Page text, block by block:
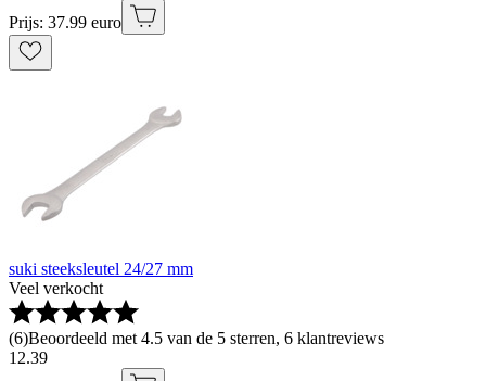
Prijs: 37.99 euro
suki steeksleutel 24/27 mm
Veel verkocht
(6)Beoordeeld met 4.5 van de 5 sterren, 6 klantreviews
12.39